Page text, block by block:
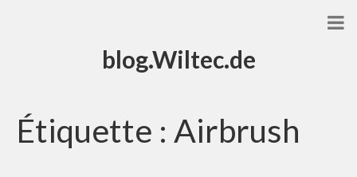
blog.Wiltec.de
Étiquette : Airbrush